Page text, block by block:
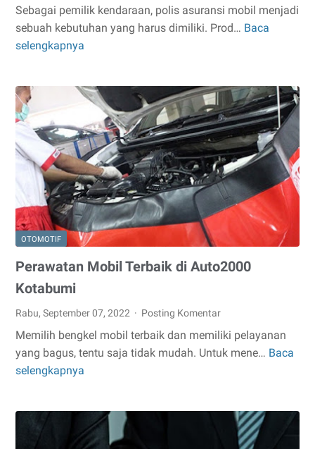
Sebagai pemilik kendaraan, polis asuransi mobil menjadi
sebuah kebutuhan yang harus dimiliki. Prod… Baca
selengkapnya
Ini
ciri
Asuransi
Mobil
yang
Bagus
untuk
Digunakan
OTOMOTIF
Perawatan Mobil Terbaik di Auto2000
Kotabumi
Rabu, September 07, 2022 Posting Komentar
Memilih bengkel mobil terbaik dan memiliki pelayanan
yang bagus, tentu saja tidak mudah. Untuk mene… Baca
selengkapnya
Perawatan
Auto2000
Kotabumi